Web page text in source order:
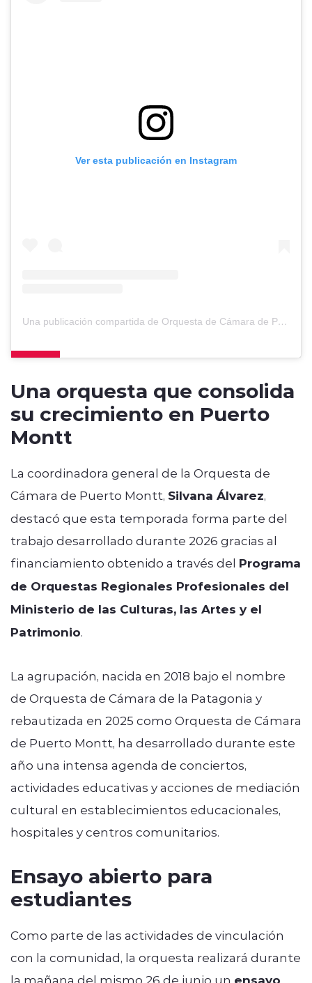
Ver esta publicación en Instagram
Una publicación compartida de Orquesta de Cámara de Puerto Montt (@orquestapuertomontt)
Una orquesta que consolida
su crecimiento en Puerto
Montt
La coordinadora general de la Orquesta de
Cámara de Puerto Montt, Silvana Álvarez,
destacó que esta temporada forma parte del
trabajo desarrollado durante 2026 gracias al
financiamiento obtenido a través del Programa
de Orquestas Regionales Profesionales del
Ministerio de las Culturas, las Artes y el
Patrimonio.
La agrupación, nacida en 2018 bajo el nombre
de Orquesta de Cámara de la Patagonia y
rebautizada en 2025 como Orquesta de Cámara
de Puerto Montt, ha desarrollado durante este
año una intensa agenda de conciertos,
actividades educativas y acciones de mediación
cultural en establecimientos educacionales,
hospitales y centros comunitarios.
Ensayo abierto para
estudiantes
Como parte de las actividades de vinculación
con la comunidad, la orquesta realizará durante
la mañana del mismo 26 de junio un